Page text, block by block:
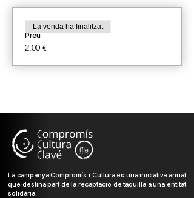
Preu
2,00 €
La venda ha finalitzat
La campanya Compromís i Cultura és una iniciativa anual
que destina part de la recaptació de taquilla a una entitat
solidària.